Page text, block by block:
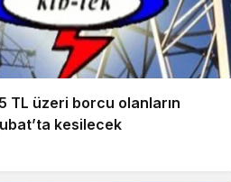
TL üzeri borcu olanların
kesilecek